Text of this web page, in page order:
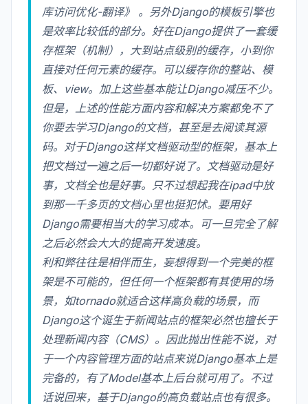
库访问优化-翻译》
。另外Django的模板引擎也
是效率比较低的部分。好在Django提供了一套缓
存框架（机制），大到站点级别的缓存，小到你
直接对任何元素的缓存。可以缓存你的整站、模
板、view。加上这些基本能让Django减压不少。
但是，上述的性能方面内容和解决方案都免不了
你要去学习Django的文档，甚至是去阅读其源
码。对于Django这样文档驱动型的框架，基本上
把文档过一遍之后一切都好说了。文档驱动是好
事，文档全也是好事。只不过想起我在ipad中放
到那一千多页的文档心里也挺犯怵。要用好
Django需要相当大的学习成本。可一旦完全了解
之后必然会大大的提高开发速度。
利和弊往往是相伴而生，妄想得到一个完美的框
架是不可能的，但任何一个框架都有其使用的场
景，如tornado就适合这样高负载的场景，而
Django这个诞生于新闻站点的框架必然也擅长于
处理新闻内容（CMS）。因此抛出性能不说，对
于一个内容管理方面的站点来说Django基本上是
完备的，有了Model基本上后台就可用了。不过
话说回来，基于Django的高负载站点也有很多。